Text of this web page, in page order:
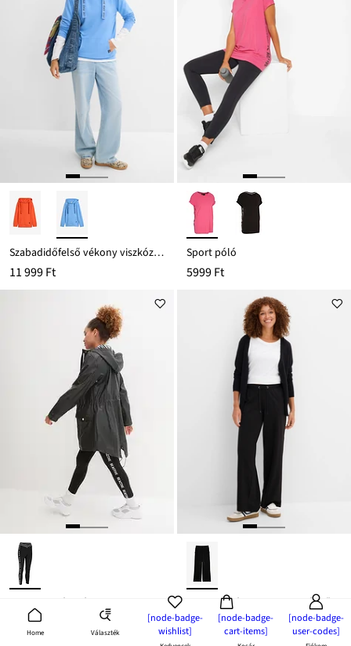
Home Választék
[node-badge-
wishlist]
[node-badge-
cart-items]
[node-badge-
user-codes]
Szabadidőfelső vékony viszkóz keverékből
11 999 Ft
Sport póló
5999 Ft
10 999 Ft
Sportnadrág pamut keverékből
7999 Ft